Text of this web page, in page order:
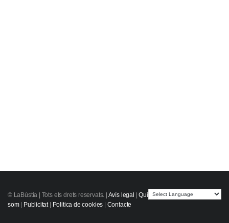
© LaBústia | Tots els drets reservats. Avís legal |Qui
som| Publicitat| Politica de cookies Contacte